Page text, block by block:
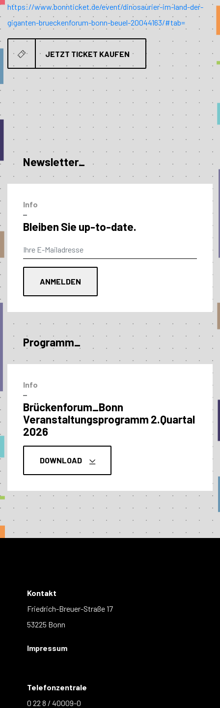
https://www.bonnticket.de/event/dinosaurier-im-land-der-
giganten-brueckenforum-bonn-beuel-20044163/#tab=
JETZT TICKET KAUFEN
Newsletter_
Info
–
Bleiben Sie up-to-date.
Programm_
Info
–
Brückenforum_Bonn
Veranstaltungs­programm 2.Quartal
2026
DOWNLOAD
Kontakt
Friedrich-Breuer-Straße 17
53225 Bonn
Impressum
Telefonzentrale
0 22 8 / 40009-0